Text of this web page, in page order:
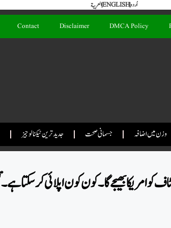
العربيةENGLISHاُردو
Contact Disclaimer DMCA Policy
جدید ترین ٹیکنالوجیز جسمانی صحت وزن میں اضافہ
کو امریکا بھیجے گا۔ کون کون اپلائی کر سکتا